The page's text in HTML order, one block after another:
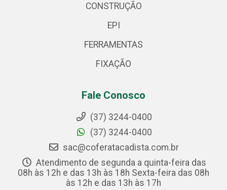
CONSTRUÇÃO
EPI
FERRAMENTAS
FIXAÇÃO
Fale Conosco
(37) 3244-0400
(37) 3244-0400
sac@coferatacadista.com.br
Atendimento de segunda a quinta-feira das
08h às 12h e das 13h às 18h Sexta-feira das 08h
às 12h e das 13h às 17h